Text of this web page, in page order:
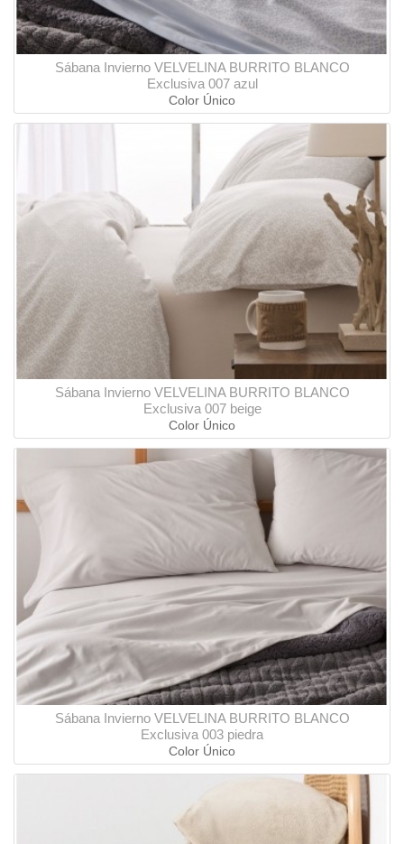
Sábana Invierno VELVELINA BURRITO BLANCO
Exclusiva 007 azul
Color Único
Sábana Invierno VELVELINA BURRITO BLANCO
Exclusiva 007 beige
Color Único
Sábana Invierno VELVELINA BURRITO BLANCO
Exclusiva 003 piedra
Color Único